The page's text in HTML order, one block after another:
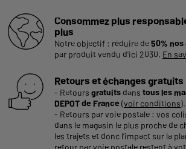
Consommez plus
plus
Notre objectif : réduire de50%
par produit vendu d'ici 2030. En
Retours et échanges gratuits
- Retours gratuits dans tous les
DEPOT de France (voir conditions).
- Retours par voie postale : vos
dans le magasin le plus proche de
les trajets et donc l’impact sur la